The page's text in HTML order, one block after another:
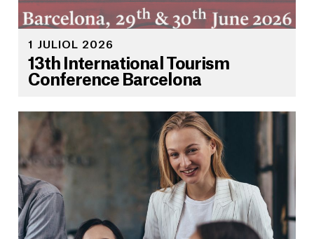
1 JULIOL 2026
13th International Tourism
Conference Barcelona